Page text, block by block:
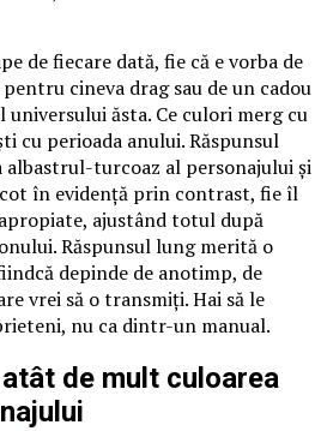
de fiecare dată, fie că e vorba de
cineva drag sau de un cadou
ăsta. Ce culori merg cu
cu perioada anului. Răspunsul
albastrul-turcoaz al personajului și
în evidență prin contrast, fie îl
ajustând totul după
Răspunsul lung merită o
depinde de anotimp, de
vrei să o transmiți. Hai să le
nu ca dintr-un manual.
de mult culoarea